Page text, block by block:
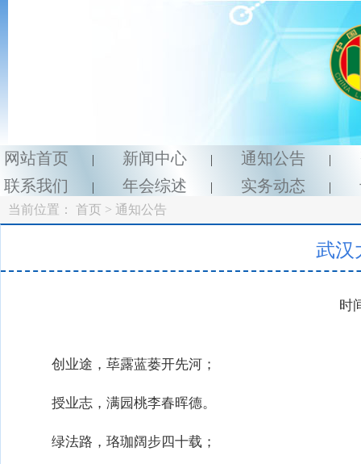
网站首页 | 新闻中心 | 通知公告 |
联系我们
| 年会综述 | 实务动态 |
当前位置： 首页 > 通知公告
武汉
时
创业途，荜露蓝蒌开先河；
授业志，满园桃李春晖德。
绿法路，珞珈阔步四十载；